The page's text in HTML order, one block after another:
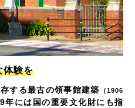
体験を
する最古の領事館建築
（1906
年には国の重要文化財にも指